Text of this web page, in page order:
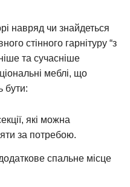
навряд чи знайдеться
стінного гарнітуру “з
та сучасніше
меблі, що
бути:
які можна
за потребою.
спальне місце